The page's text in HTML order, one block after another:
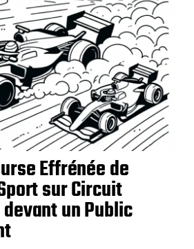
Effrénée de
sur Circuit
un Public